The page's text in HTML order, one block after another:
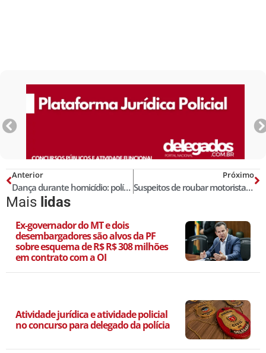
Anterior
Dança durante homicídio: polícia prende último suspeito de matar PM
Próximo
Suspeitos de roubar motoristas de App usavam nomes falsos para pedir corridas no PI
Mais lidas
Ex-governador do MT e dois
desembargadores são alvos da PF
sobre esquema de R$ R$ 308 milhões
em contrato com a OI
Atividade jurídica e atividade policial
no concurso para delegado da polícia